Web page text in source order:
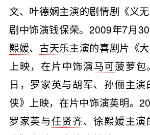
文、 叶德娴主演的剧情剧《义
剧中饰演钱保荣。2009年7月
熙媛、 古天乐主演的喜剧片《
上映，在片中饰演马可菠萝包
日，罗家英与胡军、 孙俪主演
侠》上映，在片中饰演英明。
罗家英与任贤齐、徐熙媛主